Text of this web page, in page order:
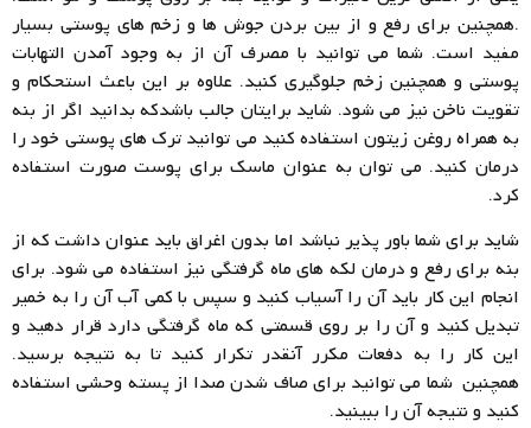
.همچنین برای رفع و از بین بردن جوش ها و زخم های پوستی بسیار
مفید است. شما می توانید با مصرف آن از به وجود آمدن التهابات
پوستی و همچنین زخم جلوگیری کنید. علاوه بر این باعث استحکام و
تقویت ناخن نیز می شود. شاید برایتان جالب باشدکه بدانید اگر از بنه
به همراه روغن زیتون استفاده کنید می توانید ترک های پوستی خود را
درمان کنید. می توان به عنوان ماسک برای پوست صورت استفاده
کرد.
شاید برای شما باور پذیر نباشد اما بدون اغراق باید عنوان داشت که از
بنه برای رفع و درمان لکه های ماه گرفتگی نیز استفاده می شود. برای
انجام این کار باید آن را آسیاب کنید و سپس با کمی آب آن را به خمیر
تبدیل کنید و آن را بر روی قسمتی که ماه گرفتگی دارد قرار دهید و
این کار را به دفعات مکرر آنقدر تکرار کنید تا به نتیجه برسید.
همچنین شما می توانید برای صاف شدن صدا از پسته وحشی استفاده
کنید و نتیجه آن را ببینید.